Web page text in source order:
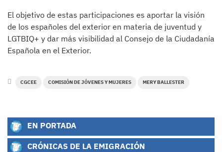
El objetivo de estas participaciones es aportar la visión
de los españoles del exterior en materia de juventud y
LGTBIQ+ y dar más visibilidad al Consejo de la Ciudadanía
Española en el Exterior.
CGCEE COMISIÓN DE JÓVENES Y MUJERES MERY BALLESTER
EN PORTADA
CRÓNICAS DE LA EMIGRACIÓN